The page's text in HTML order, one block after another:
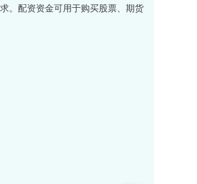
。配资资金可用于购买股票、期货